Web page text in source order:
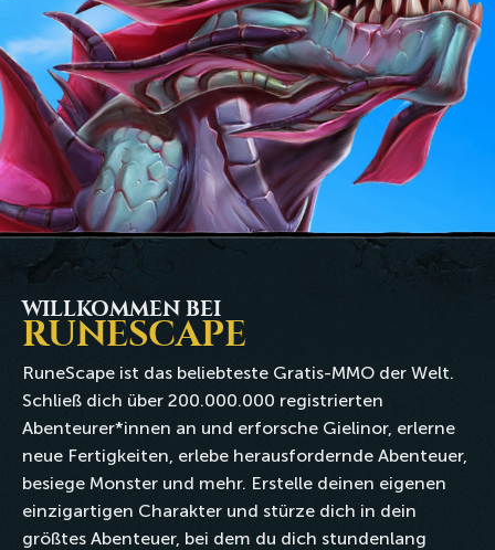
WILLKOMMEN BEI
RUNESCAPE
RuneScape ist das beliebteste Gratis-MMO der Welt.
Schließ dich über 200.000.000 registrierten
Abenteurer*innen an und erforsche Gielinor, erlerne
neue Fertigkeiten, erlebe herausfordernde Abenteuer,
besiege Monster und mehr. Erstelle deinen eigenen
einzigartigen Charakter und stürze dich in dein
größtes Abenteuer, bei dem du dich stundenlang